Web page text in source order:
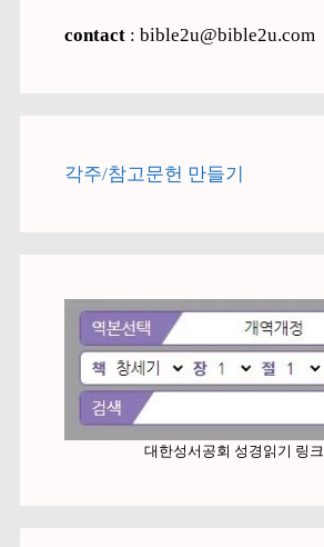
contact : bible2u@bible2u.com
각주/참고문헌 만들기
대한성서공회 성경읽기 링크